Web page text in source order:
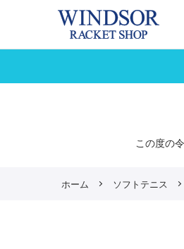
この度の
ホーム ソフトテニス